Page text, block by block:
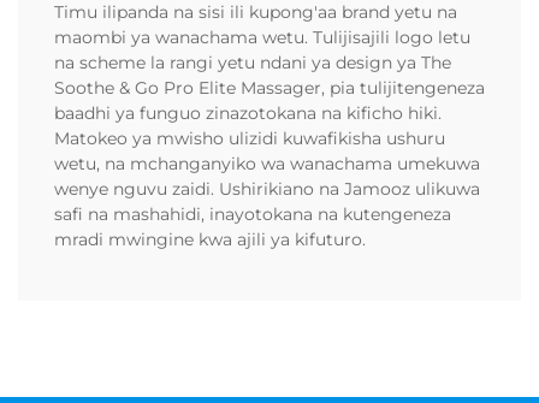
Timu ilipanda na sisi ili kupong'aa brand yetu na
maombi ya wanachama wetu. Tulijisajili logo letu
na scheme la rangi yetu ndani ya design ya The
Soothe & Go Pro Elite Massager, pia tulijitengeneza
baadhi ya funguo zinazotokana na kificho hiki.
Matokeo ya mwisho ulizidi kuwafikisha ushuru
wetu, na mchanganyiko wa wanachama umekuwa
wenye nguvu zaidi. Ushirikiano na Jamooz ulikuwa
safi na mashahidi, inayotokana na kutengeneza
mradi mwingine kwa ajili ya kifuturo.